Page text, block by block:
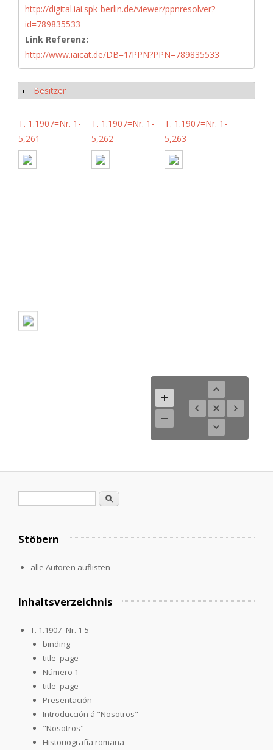
http://digital.iai.spk-berlin.de/viewer/ppnresolver?
id=789835533
Link Referenz:
http://www.iaicat.de/DB=1/PPN?PPN=789835533
Show
Besitzer
T. 1.1907=Nr. 1-
5,261
T. 1.1907=Nr. 1-
5,262
T. 1.1907=Nr. 1-
5,263
Search
Stöbern
alle Autoren auflisten
Inhaltsverzeichnis
T. 1.1907=Nr. 1-5
binding
title_page
Número 1
title_page
Presentación
Introducción á "Nosotros"
"Nosotros"
Historiografía romana